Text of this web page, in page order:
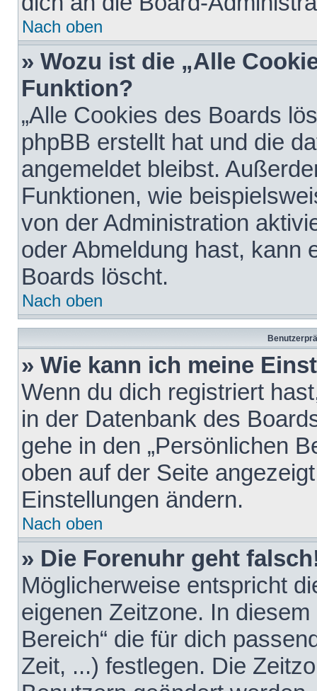
Nach oben
» Wozu ist die „Alle
Funktion?
„Alle Cookies des Boards
phpBB erstellt hat und die
angemeldet bleibst.
Funktionen, wie
von der Administration
oder Abmeldung hast, kann
Boards löscht.
Nach oben
» Wie kann ich meine
Wenn du dich registriert
in der Datenbank des
gehe in den „Persönlichen
oben auf der Seite
Einstellungen ändern.
Nach oben
» Die Forenuhr geht
Möglicherweise entspricht
eigenen Zeitzone. In
Bereich“ die für dich
Zeit, ...) festlegen. Die